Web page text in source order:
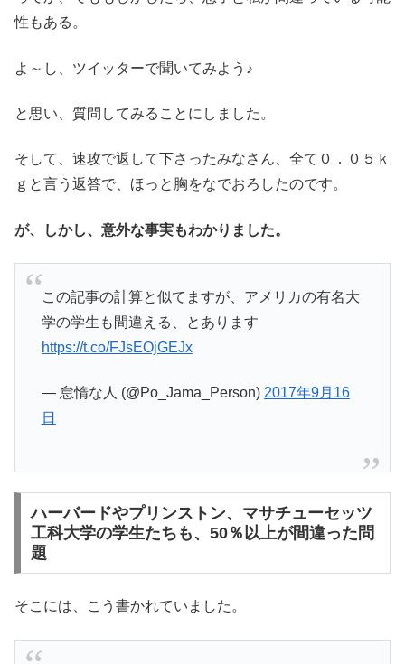
性もある。
よ～し、ツイッターで聞いてみよう♪
と思い、質問してみることにしました。
そして、速攻で返して下さったみなさん、全て０．０５ｋ
ｇと言う返答で、ほっと胸をなでおろしたのです。
が、しかし、意外な事実もわかりました。
この記事の計算と似てますが、アメリカの有名大
学の学生も間違える、とあります
https://t.co/FJsEOjGEJx
— 怠惰な人 (@Po_Jama_Person) 2017年9月16
日
ハーバードやプリンストン、マサチューセッツ
工科大学の学生たちも、50％以上が間違った問
題
そこには、こう書かれていました。